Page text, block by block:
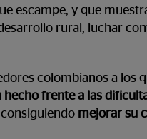
escampe, y que
rural, luchar
colombianos a los
hecho frente a las
mejorar su